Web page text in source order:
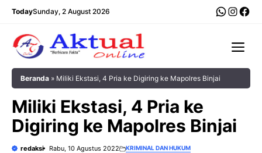
Langsung
TodaySunday, 2 August 2026
Beranda » Miliki Ekstasi, 4 Pria ke Digiring ke Mapolres Binjai
Miliki Ekstasi, 4 Pria ke
Digiring ke Mapolres Binjai
redaksi Rabu, 10 Agustus 2022 KRIMINAL DAN HUKUM